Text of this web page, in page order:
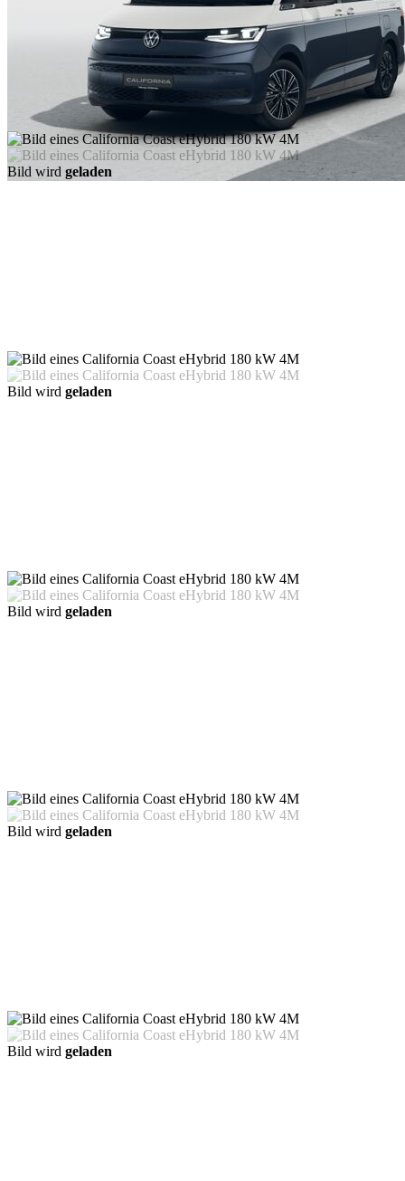
Bild wird geladen
Bild wird geladen
Bild wird geladen
Bild wird geladen
Bild wird geladen